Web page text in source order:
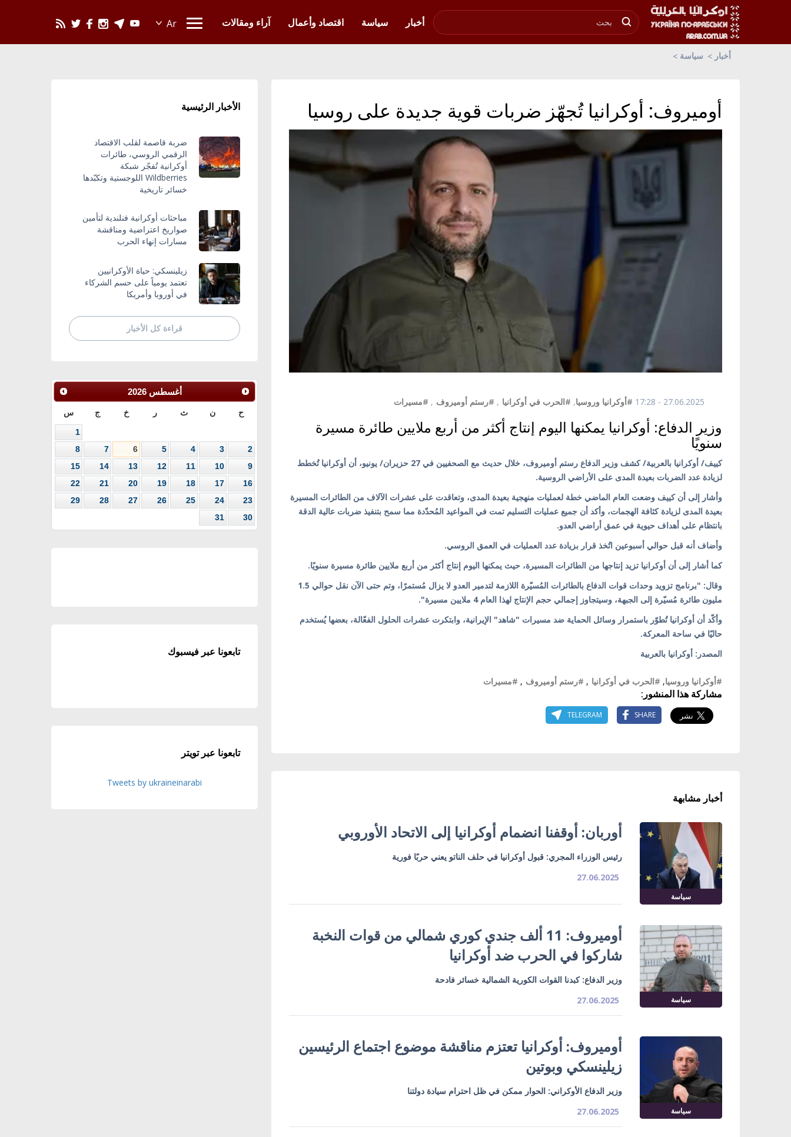
أخبار
سياسة اقتصاد وأعمال آراء ومقالات
أخبار سياسة
أوميروف: أوكرانيا تُجهّز ضربات قوية جديدة على روسيا
27.06.2025 - 17:28 #أوكرانيا وروسيا, #الحرب في أوكرانيا , #رستم أوميروف , #مسيرات
وزير الدفاع: أوكرانيا يمكنها اليوم إنتاج أكثر من أربع ملايين طائرة مسيرة
سنويًا
كييف/ أوكرانيا بالعربية/ كشف وزير الدفاع رستم أوميروف، خلال حديث مع الصحفيين في 27 حزيران/ يونيو، أن أوكرانيا تُخطط
لزيادة عدد الضربات بعيدة المدى على الأراضي الروسية.
وأشار إلى أن كييف وضعت العام الماضي خطة لعمليات منهجية بعيدة المدى، وتعاقدت على عشرات الآلاف من الطائرات المسيرة
بعيدة المدى لزيادة كثافة الهجمات، وأكد أن جميع عمليات التسليم تمت في المواعيد المُحدّدة مما سمح بتنفيذ ضربات عالية الدقة
بانتظام على أهداف حيوية في عمق أراضي العدو.
وأضاف أنه قبل حوالي أسبوعين اتُخذ قرار بزيادة عدد العمليات في العمق الروسي.
كما أشار إلى أن أوكرانيا تزيد إنتاجها من الطائرات المسيرة، حيث يمكنها اليوم إنتاج أكثر من أربع ملايين طائرة مسيرة سنويًا.
وقال: "برنامج تزويد وحدات قوات الدفاع بالطائرات المُسيّرة اللازمة لتدمير العدو لا يزال مُستمرًا، وتم حتى الآن نقل حوالي 1.5
مليون طائرة مُسيّرة إلى الجبهة، وسيتجاوز إجمالي حجم الإنتاج لهذا العام 4 ملايين مسيرة".
وأكّد أن أوكرانيا تُطوّر باستمرار وسائل الحماية ضد مسيرات "شاهد" الإيرانية، وابتكرت عشرات الحلول الفعّالة، بعضها يُستخدم
حاليًا في ساحة المعركة.
المصدر: أوكرانيا بالعربية
#أوكرانيا وروسيا, #الحرب في أوكرانيا , #رستم أوميروف , #مسيرات
مشاركة هذا المنشور:
SHARE
TELEGRAM
أخبار مشابهة
سياسة
أوربان: أوقفنا انضمام أوكرانيا إلى الاتحاد الأوروبي
رئيس الوزراء المجري: قبول أوكرانيا في حلف الناتو يعني حربًا فورية
27.06.2025
سياسة
أوميروف: 11 ألف جندي كوري شمالي من قوات النخبة
شاركوا في الحرب ضد أوكرانيا
وزير الدفاع: كبدنا القوات الكورية الشمالية خسائر فادحة
27.06.2025
سياسة
أوميروف: أوكرانيا تعتزم مناقشة موضوع اجتماع الرئيسين
زيلينسكي وبوتين
وزير الدفاع الأوكراني: الحوار ممكن في ظل احترام سيادة دولتنا
27.06.2025
الأخبار الرئيسية
ضربة قاصمة لقلب الاقتصاد
الرقمي الروسي، طائرات
أوكرانية تُفجّر شبكة
Wildberries اللوجستية وتكبّدها
خسائر تاريخية
مباحثات أوكرانية فنلندية لتأمين
صواريخ اعتراضية ومناقشة
مسارات إنهاء الحرب
زيلينسكي: حياة الأوكرانيين
تعتمد يومياً على حسم الشركاء
في أوروبا وأمريكا
قراءة كل الأخبار
أغسطس 2026
ح ن ث ر خ ج س
1
2
3
4
5
6
7
8
9
10
11
12
13
14
15
16
17
18
19
20
21
22
23
24
25
26
27
28
29
30
31
تابعونا عبر فيسبوك
تابعونا عبر تويتر
Tweets by ukraineinarabi